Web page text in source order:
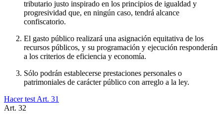
tributario justo inspirado en los principios de igualdad y
progresividad que, en ningún caso, tendrá alcance
confiscatorio.
El gasto público realizará una asignación equitativa de los
recursos públicos, y su programación y ejecución responderán
a los criterios de eficiencia y economía.
Sólo podrán establecerse prestaciones personales o
patrimoniales de carácter público con arreglo a la ley.
Hacer test Art. 31
Art. 32